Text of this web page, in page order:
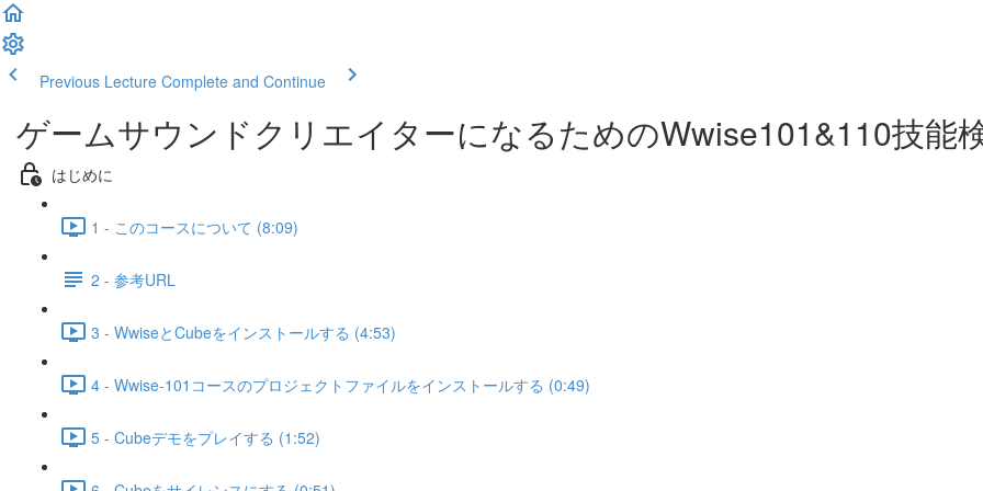
Previous Lecture Complete and Continue
ゲームサウンドクリエイターになるためのWwise101&110技能
はじめに
1 - このコースについて (8:09)
2 - 参考URL
3 - WwiseとCubeをインストールする (4:53)
4 - Wwise-101コースのプロジェクトファイルをインストールする (0:49)
5 - Cubeデモをプレイする (1:52)